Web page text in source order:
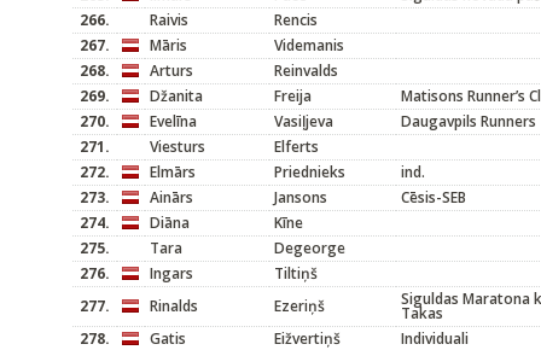
266.
Raivis
Rencis
267.
Māris
Videmanis
268.
Arturs
Reinvalds
269.
Džanita Freija
Matisons Runner’s
270.
Evelīna Vasiļjeva
Daugavpils Runners
271.
Viesturs
Elferts
272.
Elmārs Priednieks
ind.
273.
Ainārs Jansons
Cēsis-SEB
274.
Diāna
Kīne
275.
Tara
Degeorge
276.
Ingars
Tiltiņš
277.
Rinalds Ezeriņš Siguldas Maratona
Takas
278.
Gatis Eižvertiņš
Individuali